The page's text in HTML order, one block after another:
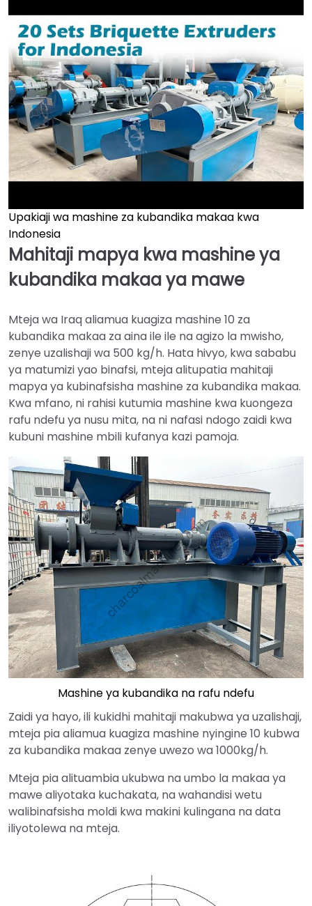
►
Upakiaji wa mashine za kubandika makaa kwa
Indonesia
Mahitaji mapya kwa mashine ya
kubandika makaa ya mawe
Mteja wa Iraq aliamua kuagiza mashine 10 za
kubandika makaa za aina ile ile na agizo la mwisho,
zenye uzalishaji wa 500 kg/h. Hata hivyo, kwa sababu
ya matumizi yao binafsi, mteja alitupatia mahitaji
mapya ya kubinafsisha mashine za kubandika makaa.
Kwa mfano, ni rahisi kutumia mashine kwa kuongeza
rafu ndefu ya nusu mita, na ni nafasi ndogo zaidi kwa
kubuni mashine mbili kufanya kazi pamoja.
Mashine ya kubandika na rafu ndefu
Zaidi ya hayo, ili kukidhi mahitaji makubwa ya uzalishaji,
mteja pia aliamua kuagiza mashine nyingine 10 kubwa
za kubandika makaa zenye uwezo wa 1000kg/h.
Mteja pia alituambia ukubwa na umbo la makaa ya
mawe aliyotaka kuchakata, na wahandisi wetu
walibinafsisha moldi kwa makini kulingana na data
iliyotolewa na mteja.